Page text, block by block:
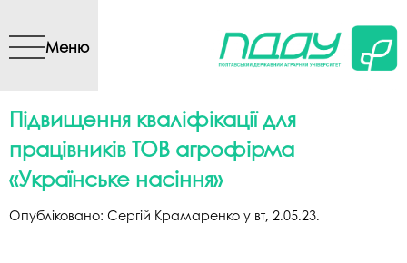
вмісту
Меню
Підвищення кваліфікації для
працівників ТОВ агрофірма
«Українське насіння»
Опубліковано: Сергій Крамаренко у вт, 2.05.23.